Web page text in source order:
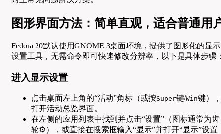
图形界面方法：简单直观，适合普通用
Fedora 20默认使用GNOME 3桌面环境，提供了图形化的显示
设置工具，无需命令即可快速修改分辨率，以下是具体步骤
进入显示设置
点击桌面左上角的“活动”角标（或按Super键/Win键），
打开活动总览界面。
在左侧的应用列表中找到并点击“设置”（图标通常为齿
轮⚙️），或直接在搜索框输入“显示”并打开“显示”设置